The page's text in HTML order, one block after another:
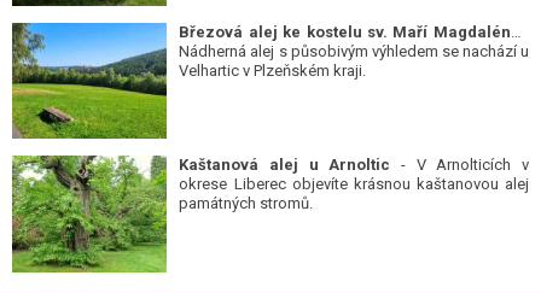
Březová alej ke kostelu sv. Maří Magdalény-
Nádherná alej s působivým výhledem se nachází u
Velhartic v Plzeňském kraji.
Kaštanová alej u Arnoltic - V Arnolticích v
okrese Liberec objevíte krásnou kaštanovou alej
památných stromů.